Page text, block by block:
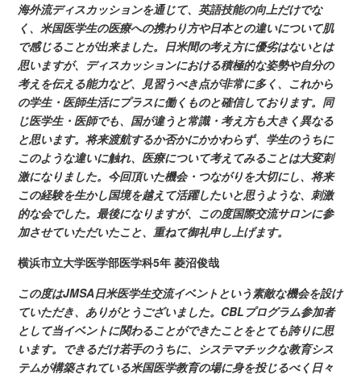
海外流ディスカッションを通じて、英語技能の向上だけでな
く、米国医学生の医療への携わり方や日本との違いについて肌
で感じることが出来ました。日米間の考え方に優劣はないとは
思いますが、ディスカッションにおける積極的な姿勢や自分の
考えを伝える能力など、見習うべき点が非常に多く、これから
の学生・医師生活にプラスに働くものと確信しております。同
じ医学生・医師でも、国が違うと常識・考え方も大きく異なる
と思います。将来渡航するか否かにかかわらず、学生のうちに
このような違いに触れ、医療について考えてみることは大変刺
激になりました。今回頂いた機会・つながりを大切にし、将来
この経験を生かし国境を越えて活躍したいと思うような、刺激
的な会でした。最後になりますが、この度国際交流サロンに参
加させていただいたこと、重ねて御礼申し上げます。
横浜市立大学医学部医学科5年 菱沼俊哉
この度はJMSA日米医学生交流イベントという素敵な機会を設け
ていただき、ありがとうございました。CBLプログラム参加者
として当イベントに関わることができたことをとても誇りに思
います。できるだけ若手のうちに、システマチックな教育シス
テムが構築されている米国医学教育の場に身を投じるべく日々